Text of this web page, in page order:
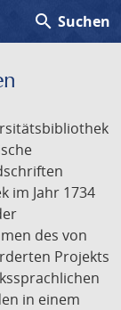
search Suchen
im Jahr 1734
des von
Projekts
in einem